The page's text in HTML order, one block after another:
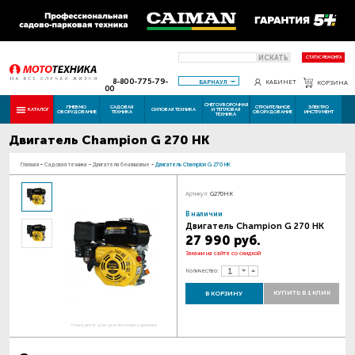
ИСКАТЬ СТАТУС РЕМОНТА
8-800-775-79-
00
БАРНАУЛ КАБИНЕТ КОРЗИНА
КАТАЛОГ ПНЕВМО
ОБОРУДОВАНИЕ
САДОВАЯ
ТЕХНИКА СИЛОВАЯ ТЕХНИКА
СНЕГОУБОРОЧНАЯ
И ТЕПЛОВАЯ
ТЕХНИКА
СТРОИТЕЛЬНОЕ
ОБОРУДОВАНИЕ
ЭЛЕКТРО
ИНСТРУМЕНТ
Двигатель Champion G 270 HK
Главная - Садовая техника - Двигатели бензиновые - Двигатель Champion G 270 HK
Наведите для увеличения картинки
Артикул: G270HK
В наличии
Двигатель Champion G 270 HK
27 990 руб.
Закажи на сайте со скидкой
Количество:
В КОРЗИНУ КУПИТЬ В 1 КЛИК